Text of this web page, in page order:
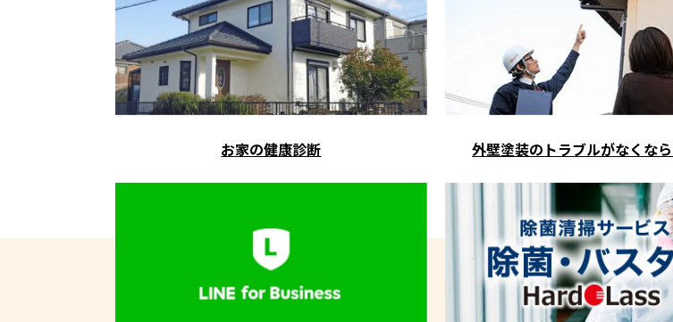
お家の健康診断 外壁塗装のトラブルがなくな